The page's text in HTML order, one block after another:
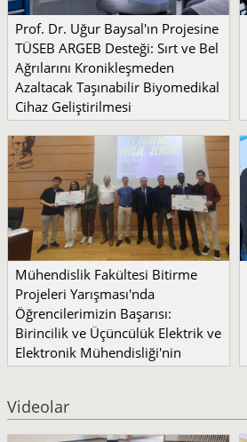
Prof. Dr. Uğur Baysal'ın Projesine
TÜSEB ARGEB Desteği: Sırt ve Bel
Ağrılarını Kronikleşmeden
Azaltacak Taşınabilir Biyomedikal
Cihaz Geliştirilmesi
Mühendislik Fakültesi Bitirme
Projeleri Yarışması'nda
Öğrencilerimizin Başarısı:
Birincilik ve Üçüncülük Elektrik ve
Elektronik Mühendisliği'nin
Videolar